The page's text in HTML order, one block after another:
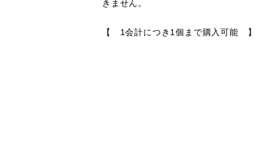
きません。
【 1会計につき1個まで購入可能 】